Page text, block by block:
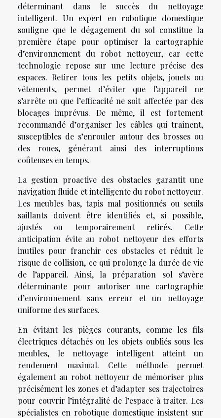
déterminant dans le succès du nettoyage
intelligent. Un expert en robotique domestique
souligne que le dégagement du sol constitue la
première étape pour optimiser la cartographie
d’environnement du robot nettoyeur, car cette
technologie repose sur une lecture précise des
espaces. Retirer tous les petits objets, jouets ou
vêtements, permet d’éviter que l’appareil ne
s’arrête ou que l’efficacité ne soit affectée par des
blocages imprévus. De même, il est fortement
recommandé d’organiser les câbles qui traînent,
susceptibles de s’enrouler autour des brosses ou
des roues, générant ainsi des interruptions
coûteuses en temps.
La gestion proactive des obstacles garantit une
navigation fluide et intelligente du robot nettoyeur.
Les meubles bas, tapis mal positionnés ou seuils
saillants doivent être identifiés et, si possible,
ajustés ou temporairement retirés. Cette
anticipation évite au robot nettoyeur des efforts
inutiles pour franchir ces obstacles et réduit le
risque de collision, ce qui prolonge la durée de vie
de l’appareil. Ainsi, la préparation sol s’avère
déterminante pour autoriser une cartographie
d’environnement sans erreur et un nettoyage
uniforme des surfaces.
En évitant les pièges courants, comme les fils
électriques détachés ou les objets oubliés sous les
meubles, le nettoyage intelligent atteint un
rendement maximal. Cette méthode permet
également au robot nettoyeur de mémoriser plus
précisément les zones et d’adapter ses trajectoires
pour couvrir l’intégralité de l’espace à traiter. Les
spécialistes en robotique domestique insistent sur